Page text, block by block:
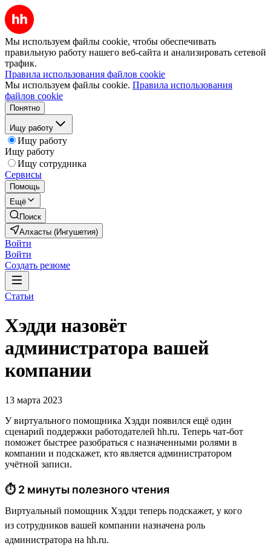
Мы используем файлы cookie, чтобы обеспечивать
правильную работу нашего веб-сайта и анализировать сетевой
трафик.
Правила использования файлов cookie
Мы используем файлы cookie. Правила использования
файлов cookie
Понятно
Ищу работу
Ищу работу
Ищу работу
Ищу сотрудника
Сервисы
Помощь
Ещё
Поиск
Алхасты (Ингушетия)
Войти
Войти
Создать резюме
Статьи
Хэдди назовёт
администратора вашей
компании
13 марта 2023
У виртуального помощника Хэдди появился ещё один
сценарий поддержки работодателей hh.ru. Теперь чат-бот
поможет быстрее разобраться с назначенными ролями в
компании и подскажет, кто является администратором
учётной записи.
⏱ 2 минуты полезного чтения
Виртуальный помощник Хэдди теперь подскажет, у кого
из сотрудников вашей компании назначена роль
администратора на hh.ru.